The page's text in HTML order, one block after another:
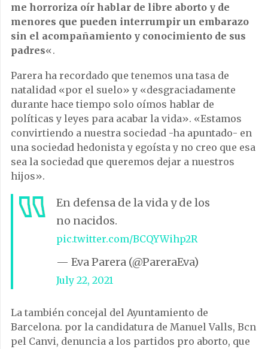
me horroriza oír hablar de libre aborto y de
menores que pueden interrumpir un embarazo
sin el acompañamiento y conocimiento de sus
padres«.
Parera ha recordado que tenemos una tasa de
natalidad «por el suelo» y «desgraciadamente
durante hace tiempo solo oímos hablar de
políticas y leyes para acabar la vida». «Estamos
convirtiendo a nuestra sociedad -ha apuntado- en
una sociedad hedonista y egoísta y no creo que esa
sea la sociedad que queremos dejar a nuestros
hijos».
En defensa de la vida y de los
no nacidos.
pic.twitter.com/BCQYWihp2R
— Eva Parera (@PareraEva)
July 22, 2021
La también concejal del Ayuntamiento de
Barcelona. por la candidatura de Manuel Valls, Bcn
pel Canvi, denuncia a los partidos pro aborto, que